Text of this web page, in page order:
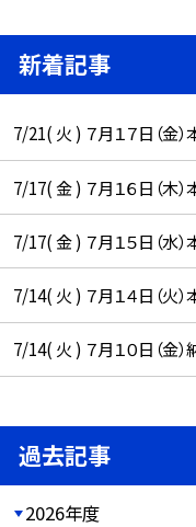
新着記事
7/21( 火 ) ７月１７日（金
7/17( 金 ) ７月１６日（木
7/17( 金 ) ７月１５日（水
7/14( 火 ) ７月１４日（火
7/14( 火 ) ７月１０日（
過去記事
2026年度